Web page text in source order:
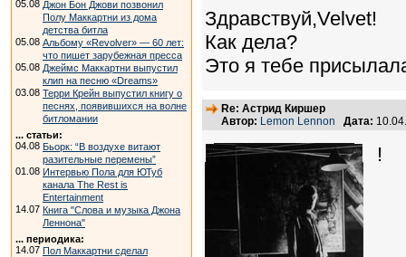
05.08 Джон Бон Джови позвонил
Полу Маккартни из дома
детства битла
05.08 Альбому «Revolver» — 60 лет:
что пишет зарубежная пресса
05.08 Джеймс Маккартни выпустил
клип на песню «Dreams»
03.08 Терри Крейн выпустил книгу о
песнях, появившихся на волне
битломании
... статьи:
04.08 Бьорк: “В воздухе витают
разительные перемены”
01.08 Интервью Пола для ЮТуб
канала The Rest is
Entertainment
14.07 Книга "Слова и музыка Джона
Леннона"
... периодика:
14.07 Пол Маккартни сделал
Здравствуй,Velvet!
Как дела?
Это я тебе
Re: Астрид Киршер
Автор: Lemon Lennon Дата:
!